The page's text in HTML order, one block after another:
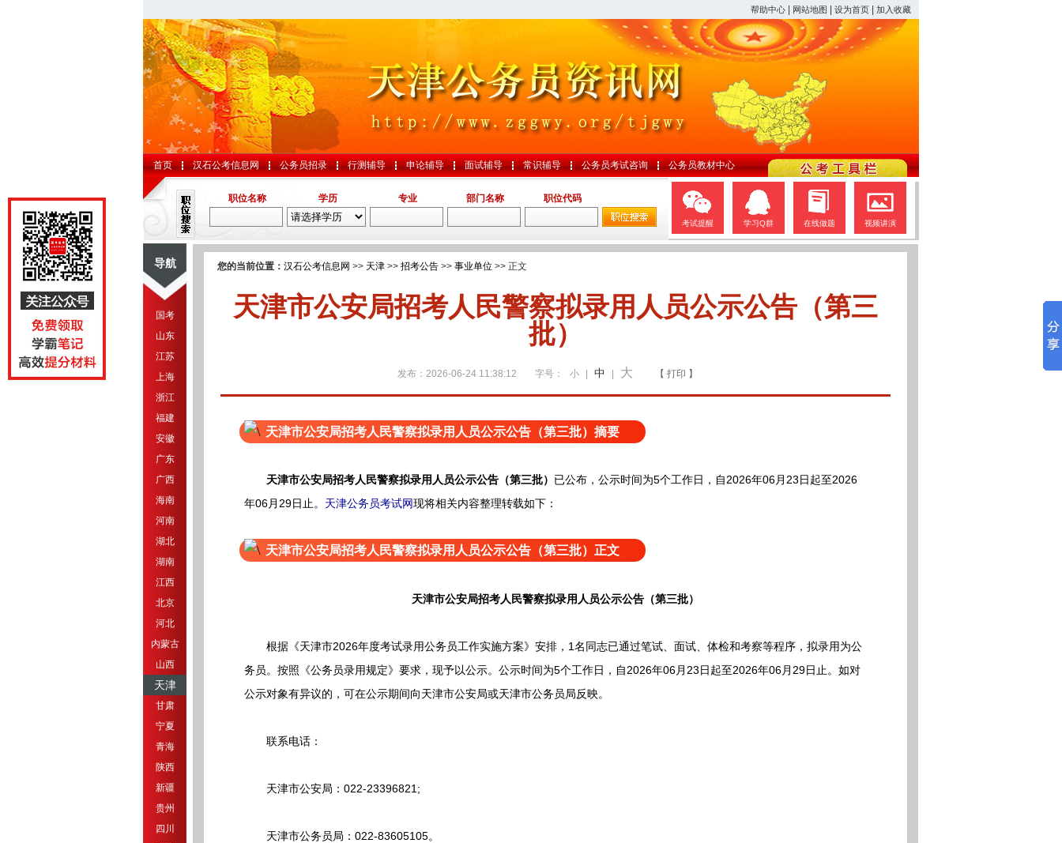
帮助中心 网站地图 设为首页 加入收藏
首页 汉石公考信息网 公务员招录 行测辅导 申论辅导 面试辅导 常识辅导 公务员考试咨询 公务员教材中心
职位名称 学历 专业 部门名称 职位代码
考试提醒 学习Q群 在线做题 视频讲演
导航
国考
山东
江苏
上海
浙江
福建
安徽
广东
广西
海南
河南
湖北
湖南
江西
北京
河北
内蒙古
山西
天津
甘肃
宁夏
青海
陕西
新疆
贵州
四川
您的当前位置： 汉石公考信息网 >> 天津 >> 招考公告 >> 事业单位 >> 正文
天津市公安局招考人民警察拟录用人员公示公告（第三
批）
发布：2026-06-24 11:38:12 字号： 小 中 大 【 打印 】
天津市公安局招考人民警察拟录用人员公示公告（第三批）摘要
天津市公安局招考人民警察拟录用人员公示公告（第三批） 已公布，公示时间为5个工作日，自2026年06月23日起至2026
年06月29日止。 天津公务员考试网现将相关内容整理转载如下：
天津市公安局招考人民警察拟录用人员公示公告（第三批）正文
天津市公安局招考人民警察拟录用人员公示公告（第三批）
根据《天津市2026年度考试录用公务员工作实施方案》安排，1名同志已通过笔试、面试、体检和考察等程序，拟录用为公
务员。按照《公务员录用规定》要求，现予以公示。公示时间为5个工作日，自2026年06月23日起至2026年06月29日止。如对
公示对象有异议的，可在公示期间向天津市公安局或天津市公务员局反映。
联系电话：
天津市公安局：022-23396821;
天津市公务员局：022-83605105。